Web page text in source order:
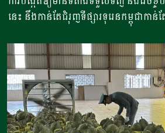
នេះ នឹងកាន់តែជំរុញទីផ្សារទុរេនកម្ពុជាក